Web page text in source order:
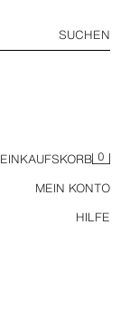
SUCHEN
EINKAUFSKORB 0
MEIN KONTO
HILFE